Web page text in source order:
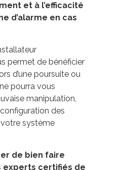
et à l’efficacité
d’alarme en cas
permet de bénéficier
d’une poursuite ou
pourra vous
manipulation,
des
système
de bien faire
experts certifiés de